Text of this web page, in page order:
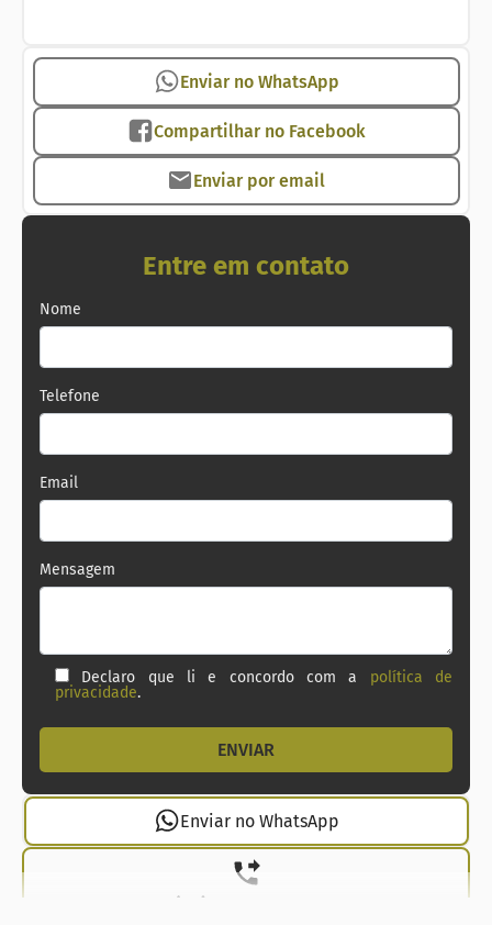
#copacabana #zonasulrj #vendacopacabana
#aluguelcopaabana #imobiliariarj
#apartamentoriodejaneiro
#apartamentocopacabana
Imobiliária no Rio de Janeiro
Enviar no WhatsApp
Compartilhar no Facebook
Enviar por email
Entre em contato
Nome
Telefone
Email
Mensagem
Declaro que li e concordo com a política de
privacidade.
Enviar no WhatsApp
(21) 99737-1912